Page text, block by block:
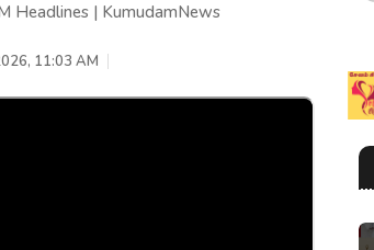
Headlines | KumudamNews
11:03 AM